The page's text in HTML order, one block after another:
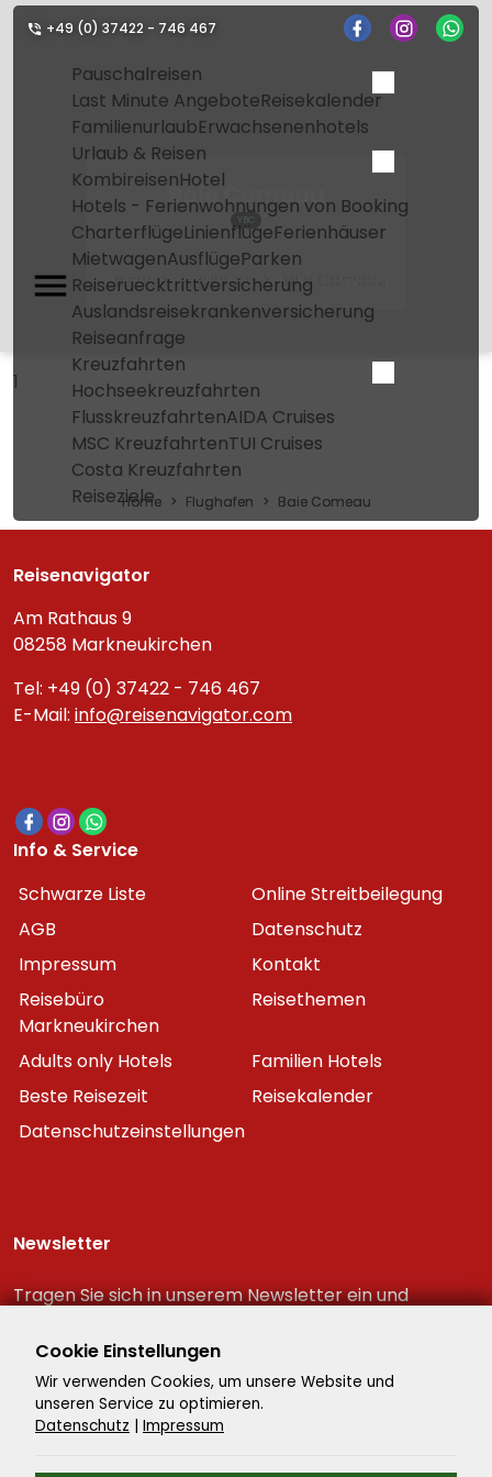
+49 (0) 37422 - 746 467
Pauschalreisen
Last Minute AngeboteReisekalender
FamilienurlaubErwachsenenhotels
Urlaub & Reisen
KombireisenHotel
Hotels - Ferienwohnungen von Booking
CharterflügeLinienflügeFerienhäuser
MietwagenAusflügeParken
Reiseruecktrittversicherung
Auslandsreisekrankenversicherung
Reiseanfrage
Kreuzfahrten
Hochseekreuzfahrten
FlusskreuzfahrtenAIDA Cruises
MSC KreuzfahrtenTUI Cruises
Costa Kreuzfahrten
Reiseziele
Baie Comeau
YBC
Home Flughafen Baie Comeau
1
Home Flughafen Baie Comeau
Reisenavigator
Am Rathaus 9
08258 Markneukirchen
Tel: +49 (0) 37422 - 746 467
E-Mail: info@reisenavigator.com
Info & Service
Schwarze Liste
Online Streitbeilegung
AGB
Datenschutz
Impressum
Kontakt
Reisebüro
Markneukirchen
Reisethemen
Adults only Hotels
Familien Hotels
Beste Reisezeit
Reisekalender
Datenschutzeinstellungen
Newsletter
Tragen Sie sich in unserem Newsletter ein und
Reiseschnäppchen!
Cookie Einstellungen
Wir verwenden Cookies, um unsere Website und
unseren Service zu optimieren.
Datenschutz | Impressum